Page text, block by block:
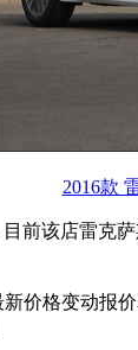
2016款
前该店雷克
新价格变动报